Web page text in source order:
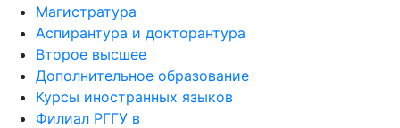
Магистратура
Аспирантура и докторантура
Второе высшее
Дополнительное образование
Курсы иностранных языков
Филиал РГГУ в